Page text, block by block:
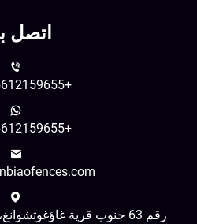
اتصل بنا
رقم 63 جنوب قرية غاؤغوتشوانغ،